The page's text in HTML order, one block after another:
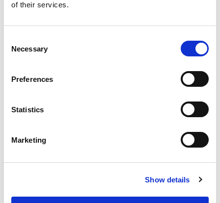
of their services.
Selection
Necessary
Preferences
Statistics
Marketing
Show details